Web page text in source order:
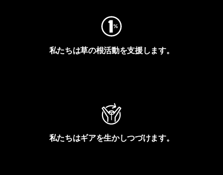
私たちは草の根活動を支援します。
私たちはギアを生かしつづけます。